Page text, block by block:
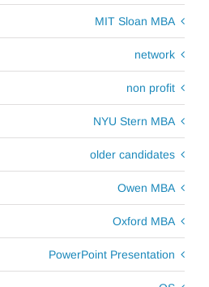
MIT Sloan MBA
network
non profit
NYU Stern MBA
older candidates
Owen MBA
Oxford MBA
PowerPoint Presentation